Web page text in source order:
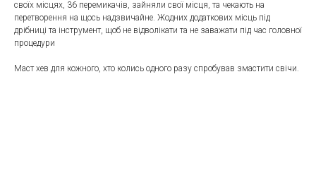
своїх місцях, 36 перемикачів, зайняли свої місця, та чекають на
перетворення на щось надзвичайне. Жодних додаткових місць під
дрібниці та інструмент, щоб не відволікати та не заважати під час головної
процедури
Маст хев для кожного, хто колись одного разу спробував змастити свічи.